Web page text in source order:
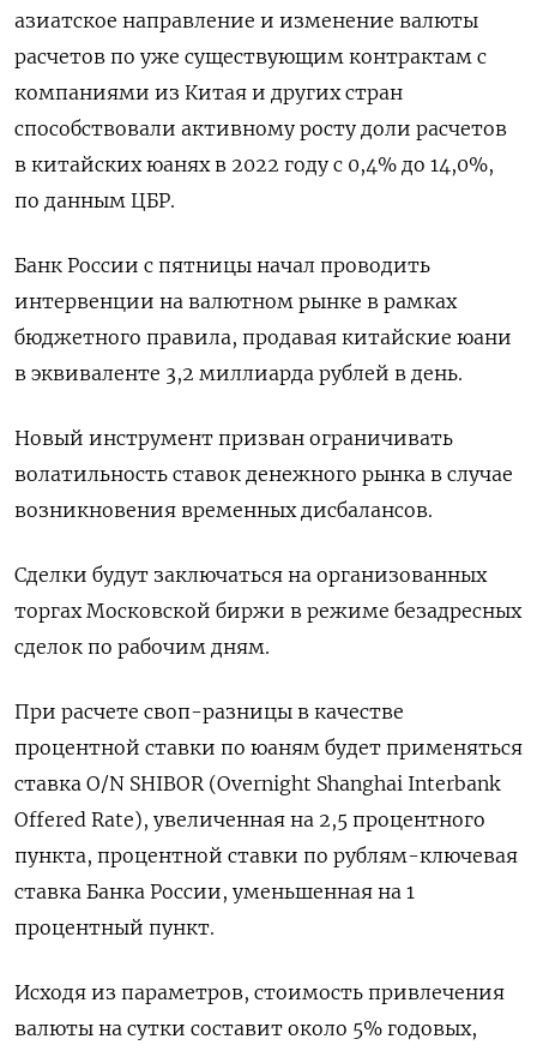
азиатское направление и изменение валюты
расчетов по уже существующим контрактам с
компаниями из Китая и других стран
способствовали активному росту доли расчетов
в китайских юанях в 2022 году с 0,4% до 14,0%,
по данным ЦБР.
Банк России с пятницы начал проводить
интервенции на валютном рынке в рамках
бюджетного правила, продавая китайские юани
в эквиваленте 3,2 миллиарда рублей в день.
Новый инструмент призван ограничивать
волатильность ставок денежного рынка в случае
возникновения временных дисбалансов.
Сделки будут заключаться на организованных
торгах Московской биржи в режиме безадресных
сделок по рабочим дням.
При расчете своп-разницы в качестве
процентной ставки по юаням будет применяться
ставка O/N SHIBOR (Overnight Shanghai Interbank
Offered Rate), увеличенная на 2,5 процентного
пункта, процентной ставки по рублям-ключевая
ставка Банка России, уменьшенная на 1
процентный пункт.
Исходя из параметров, стоимость привлечения
валюты на сутки составит около 5% годовых,